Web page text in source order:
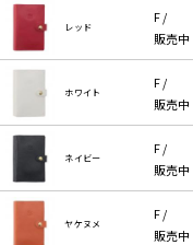
レッド
F /
販売中
ホワイト
F /
販売中
ネイビー
F /
販売中
ヤケヌメ
F /
販売中